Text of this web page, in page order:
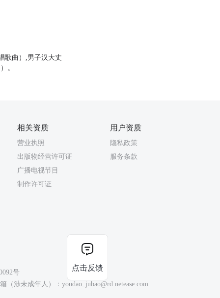
歌曲）,男子汉大丈
。
相关资质
营业执照
出版物经营许可证
广播电视节目
制作许可证
用户资质
隐私政策
服务条款
号
（涉未成年人）：youdao_jubao@rd.netease.com
点击反馈